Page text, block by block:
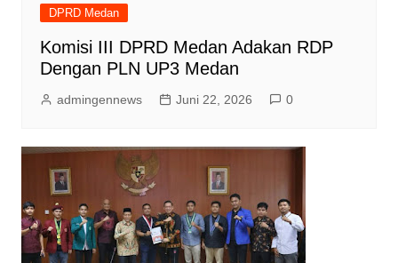
DPRD Medan
Komisi III DPRD Medan Adakan RDP
Dengan PLN UP3 Medan
admingennews Juni 22, 2026 0